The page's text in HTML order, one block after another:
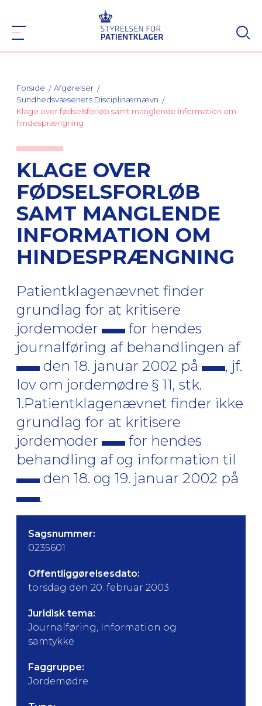
Forside
Afgørelser
Sundhedsvæsenets Disciplinærnævn
Klage over fødselsforløb samt manglende information om
hindesprængning
KLAGE OVER
FØDSELSFORLØB
SAMT MANGLENDE
INFORMATION OM
HINDESPRÆNGNING
Patientklagenævnet finder
grundlag for at kritisere
jordemoder
for hendes
journalføring af behandlingen af
den 18. januar 2002 på
, jf.
lov om jordemødre § 11, stk.
1.Patientklagenævnet finder ikke
grundlag for at kritisere
jordemoder
for hendes
behandling af og information til
den 18. og 19. januar 2002 på
.
Sagsnummer:
0235601
Offentliggørelsesdato:
torsdag den 20. februar 2003
Juridisk tema:
Journalføring, Information og
samtykke
Faggruppe:
Jordemødre